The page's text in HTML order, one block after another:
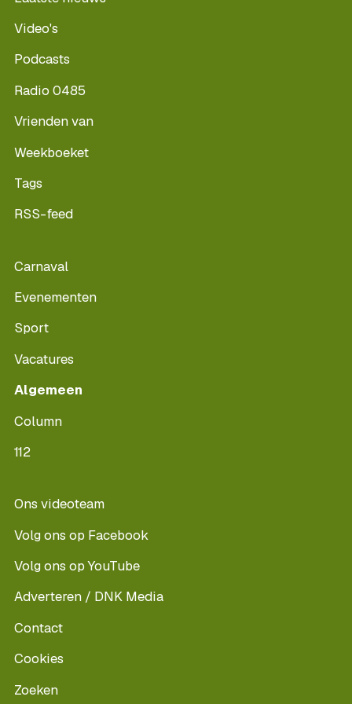
Video's
Podcasts
Radio 0485
Vrienden van
Weekboeket
Tags
RSS-feed
Carnaval
Evenementen
Sport
Vacatures
Algemeen
Column
112
Ons videoteam
Volg ons op Facebook
Volg ons op YouTube
Adverteren / DNK Media
Contact
Cookies
Zoeken